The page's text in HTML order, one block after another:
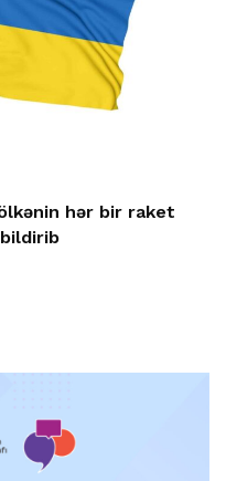
hər bir raket
bildirib